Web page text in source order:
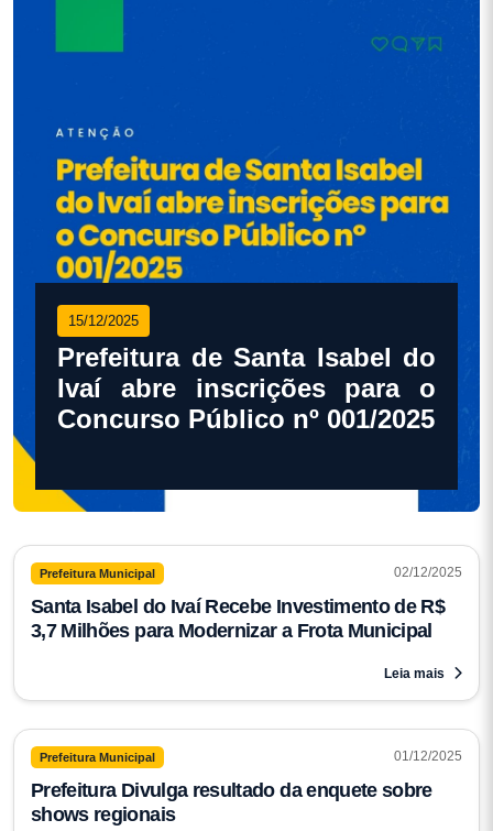
15/12/2025
Prefeitura de Santa Isabel do
Ivaí abre inscrições para o
Concurso Público nº 001/2025
Anterior Próximo
Prefeitura Municipal 02/12/2025
Santa Isabel do Ivaí Recebe Investimento de R$
3,7 Milhões para Modernizar a Frota Municipal
Leia mais
Prefeitura Municipal 01/12/2025
Prefeitura Divulga resultado da enquete sobre
shows regionais